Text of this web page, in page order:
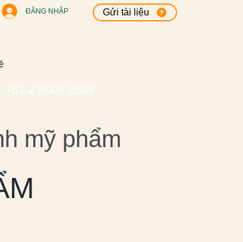
ĐĂNG NHẬP Gửi tài liệu
+61 2 8006 0566
mỹ phẩm